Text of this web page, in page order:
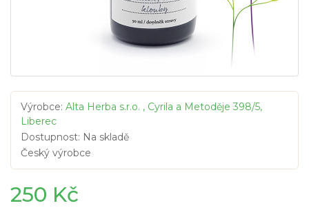
Výrobce: Alta Herba s.r.o. , Cyrila a Metoděje 398/5,
Liberec
Dostupnost: Na skladě
Český výrobce
250 Kč